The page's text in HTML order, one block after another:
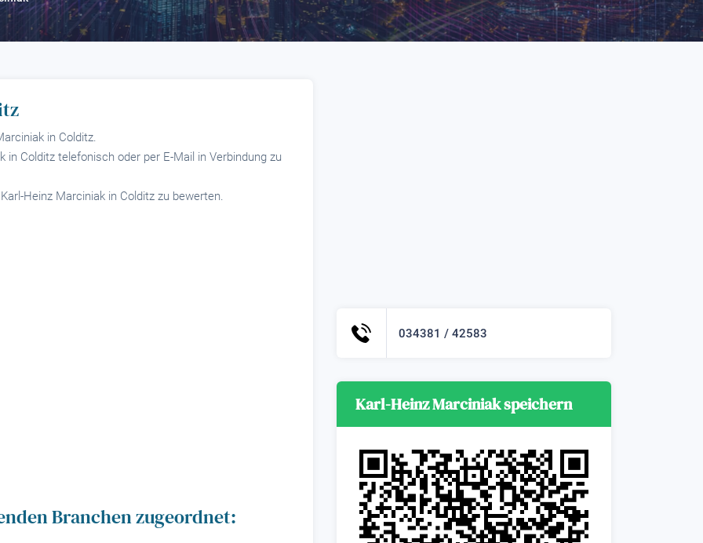
in Colditz.
Colditz telefonisch oder per E-Mail in Verbindung zu
Heinz Marciniak in Colditz zu bewerten.
Branchen zugeordnet:
034381 / 42583
Karl-Heinz Marciniak speichern